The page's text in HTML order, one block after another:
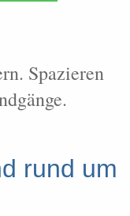
Spazieren
rund um